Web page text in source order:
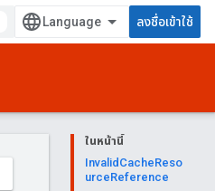
ลงชื่อเข้าใช้
ในหน้านี้
InvalidCacheReso
urceReference